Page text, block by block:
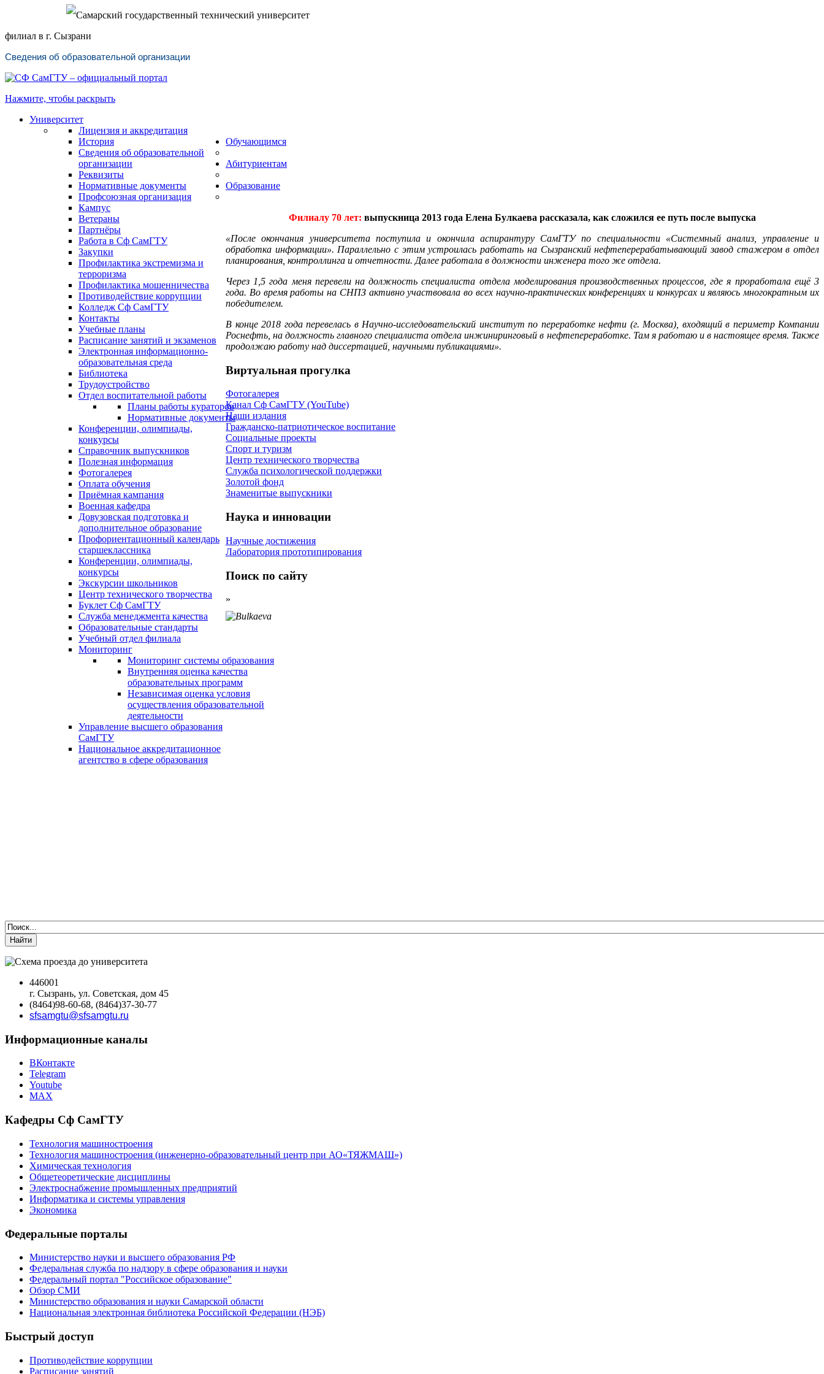
Самарский государственный технический университет
филиал в г. Сызрани
Сведения об образовательной организации
Нажмите, чтобы раскрыть
Университет
Лицензия и аккредитация
История
Сведения об образовательной
организации
Реквизиты
Нормативные документы
Профсоюзная организация
Кампус
Ветераны
Партнёры
Работа в Сф СамГТУ
Закупки
Профилактика экстремизма и
терроризма
Профилактика мошенничества
Противодействие коррупции
Колледж Сф СамГТУ
Контакты
Обучающимся
Учебные планы
Расписание занятий и экзаменов
Электронная информационно-
образовательная среда
Библиотека
Трудоустройство
Отдел воспитательной работы
Планы работы кураторов
Нормативные документы
Конференции, олимпиады,
конкурсы
Справочник выпускников
Полезная информация
Фотогалерея
Оплата обучения
Абитуриентам
Приёмная кампания
Военная кафедра
Довузовская подготовка и
дополнительное образование
Профориентационный календарь
старшеклассника
Конференции, олимпиады,
конкурсы
Экскурсии школьников
Центр технического творчества
Буклет Сф СамГТУ
Образование
Служба менеджмента качества
Образовательные стандарты
Учебный отдел филиала
Мониторинг
Мониторинг системы образования
Внутренняя оценка качества
образовательных программ
Независимая оценка условия
осуществления образовательной
деятельности
Управление высшего образования
СамГТУ
Национальное аккредитационное
агентство в сфере образования
Филиалу 70 лет: выпускница 2013 года Елена Булкаева рассказала, как сложился ее путь после выпуска
«После окончания университета поступила и окончила аспирантуру СамГТУ по специальности «Системный анализ, управление и
обработка информации». Параллельно с этим устроилась работать на Сызранский нефтеперерабатывающий завод стажером в отдел
планирования, контроллинга и отчетности. Далее работала в должности инженера того же отдела.
Через 1,5 года меня перевели на должность специалиста отдела моделирования производственных процессов, где я проработала ещё 3
года. Во время работы на СНПЗ активно участвовала во всех научно-практических конференциях и конкурсах и являюсь многократным их
победителем.
В конце 2018 года перевелась в Научно-исследовательский институт по переработке нефти (г. Москва), входящий в периметр Компании
Роснефть, на должность главного специалиста отдела инжиниринговый в нефтепереработке. Там я работаю и в настоящее время. Также
продолжаю работу над диссертацией, научными публикациями».
Виртуальная прогулка
Фотогалерея
Канал Сф СамГТУ (YouTube)
Наши издания
Гражданско-патриотическое воспитание
Социальные проекты
Спорт и туризм
Центр технического творчества
Служба психологической поддержки
Золотой фонд
Знаменитые выпускники
Наука и инновации
Научные достижения
Лаборатория прототипирования
Поиск по сайту
»
Найти
446001
г. Сызрань, ул. Советская, дом 45
(8464)98-60-68, (8464)37-30-77
sfsamgtu@sfsamgtu.ru
Информационные каналы
ВКонтакте
Telegram
Youtube
MAX
Кафедры Сф СамГТУ
Технология машиностроения
Технология машиностроения (инженерно-образовательный центр при АО«ТЯЖМАШ»)
Химическая технология
Общетеоретические дисциплины
Электроснабжение промышленных предприятий
Информатика и системы управления
Экономика
Федеральные порталы
Министерство науки и высшего образования РФ
Федеральная служба по надзору в сфере образования и науки
Федеральный портал "Российское образование"
Обзор СМИ
Министерство образования и науки Самарской области
Национальная электронная библиотека Российской Федерации (НЭБ)
Быстрый доступ
Противодействие коррупции
Расписание занятий